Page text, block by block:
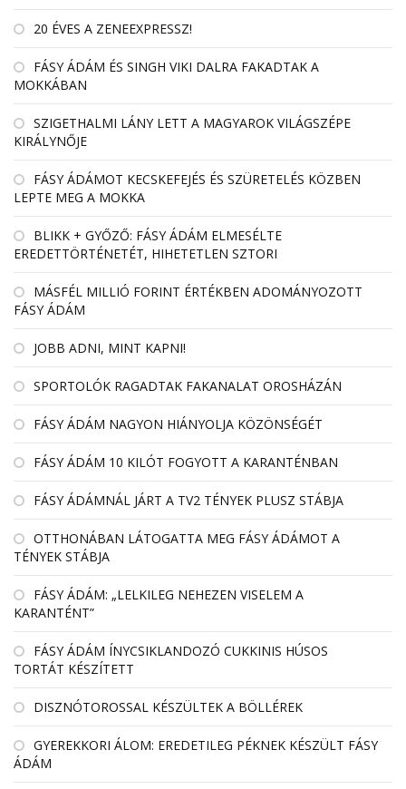
20 ÉVES A ZENEEXPRESSZ!
FÁSY ÁDÁM ÉS SINGH VIKI DALRA FAKADTAK A
MOKKÁBAN
SZIGETHALMI LÁNY LETT A MAGYAROK VILÁGSZÉPE
KIRÁLYNŐJE
FÁSY ÁDÁMOT KECSKEFEJÉS ÉS SZÜRETELÉS KÖZBEN
LEPTE MEG A MOKKA
BLIKK + GYŐZŐ: FÁSY ÁDÁM ELMESÉLTE
EREDETTÖRTÉNETÉT, HIHETETLEN SZTORI
MÁSFÉL MILLIÓ FORINT ÉRTÉKBEN ADOMÁNYOZOTT
FÁSY ÁDÁM
JOBB ADNI, MINT KAPNI!
SPORTOLÓK RAGADTAK FAKANALAT OROSHÁZÁN
FÁSY ÁDÁM NAGYON HIÁNYOLJA KÖZÖNSÉGÉT
FÁSY ÁDÁM 10 KILÓT FOGYOTT A KARANTÉNBAN
FÁSY ÁDÁMNÁL JÁRT A TV2 TÉNYEK PLUSZ STÁBJA
OTTHONÁBAN LÁTOGATTA MEG FÁSY ÁDÁMOT A
TÉNYEK STÁBJA
FÁSY ÁDÁM: „LELKILEG NEHEZEN VISELEM A
KARANTÉNT”
FÁSY ÁDÁM ÍNYCSIKLANDOZÓ CUKKINIS HÚSOS
TORTÁT KÉSZÍTETT
DISZNÓTOROSSAL KÉSZÜLTEK A BÖLLÉREK
GYEREKKORI ÁLOM: EREDETILEG PÉKNEK KÉSZÜLT FÁSY
ÁDÁM